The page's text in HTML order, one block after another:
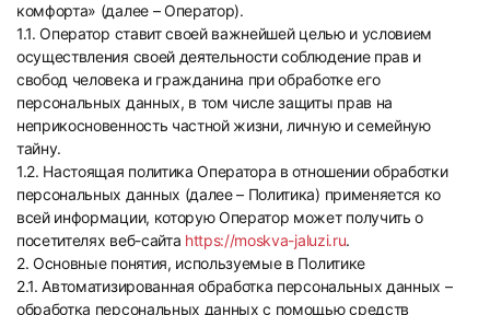
комфорта» (далее – Оператор).
1.1. Оператор ставит своей важнейшей целью и условием
осуществления своей деятельности соблюдение прав и
свобод человека и гражданина при обработке его
персональных данных, в том числе защиты прав на
неприкосновенность частной жизни, личную и семейную
тайну.
1.2. Настоящая политика Оператора в отношении обработки
персональных данных (далее – Политика) применяется ко
всей информации, которую Оператор может получить о
посетителях веб-сайта https://moskva-jaluzi.ru.
2. Основные понятия, используемые в Политике
2.1. Автоматизированная обработка персональных данных –
обработка персональных данных с помощью средств